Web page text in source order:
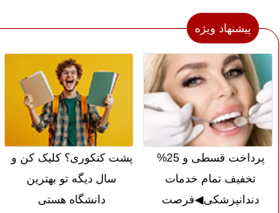
پیشنهاد ویژه
پرداخت قسطی و 25%
تخفیف تمام خدمات
دندانپزشکی◀فرصت
پشت کنکوری؟ کلیک کن و
سال دیگه تو بهترین
دانشگاه هستی